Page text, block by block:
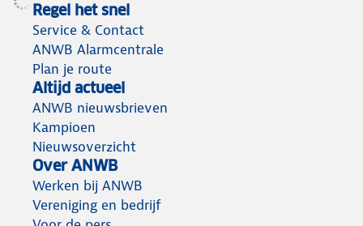
Regel het snel
Service & Contact
ANWB Alarmcentrale
Plan je route
Altijd actueel
ANWB nieuwsbrieven
Kampioen
Nieuwsoverzicht
Over ANWB
Werken bij ANWB
Vereniging en bedrijf